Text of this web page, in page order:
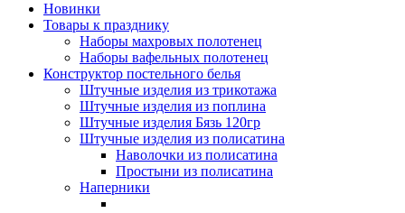
Новинки
Товары к празднику
Наборы махровых полотенец
Наборы вафельных полотенец
Конструктор постельного белья
Штучные изделия из трикотажа
Штучные изделия из поплина
Штучные изделия Бязь 120гр
Штучные изделия из полисатина
Наволочки из полисатина
Простыни из полисатина
Наперники